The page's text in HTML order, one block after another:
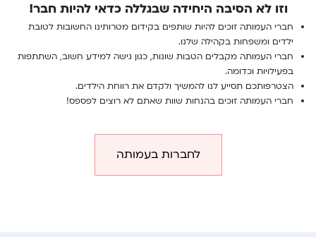
וזו לא הסיבה היחידה שבגללה כדאי להיות חבר!
חברי העמותה זוכים להיות שותפים בקידום מטרותינו החשובות לטובת
ילדים ומשפחות בקהילה שלנו.
חברי העמותה מקבלים הטבות שונות, כגון גישה למידע חשוב, השתתפות
בפעילויות וכדומה.
הצטרפותכם תסייע לנו להמשיך ולקדם את רווחת הילדים.
חברי העמותה זוכים בהנחות שוות שאתם לא רוצים לפספס!
לחברות בעמותה